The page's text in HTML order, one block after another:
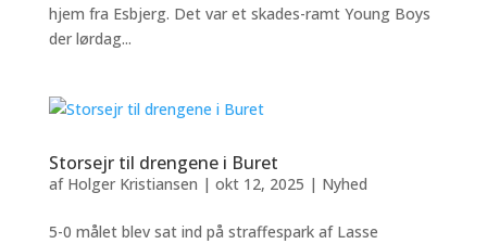
hjem fra Esbjerg. Det var et skades-ramt Young Boys
der lørdag...
Storsejr til drengene i Buret
af Holger Kristiansen | okt 12, 2025 | Nyhed
5-0 målet blev sat ind på straffespark af Lasse